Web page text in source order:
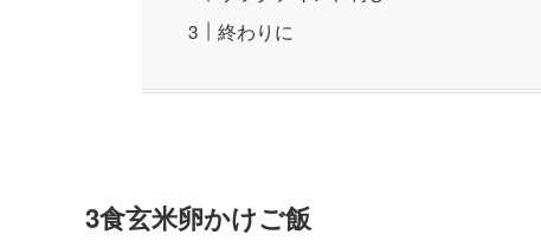
終わりに
3食玄米卵かけご飯